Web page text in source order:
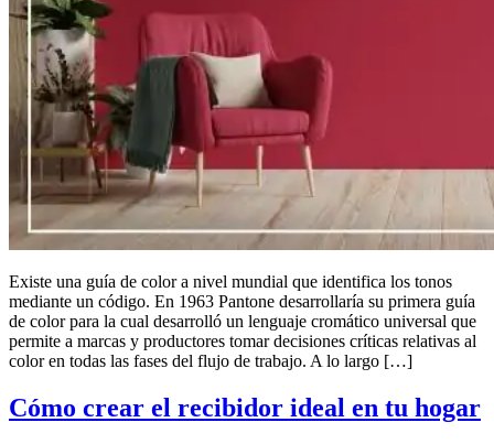
Existe una guía de color a nivel mundial que identifica los tonos
mediante un código. En 1963 Pantone desarrollaría su primera guía
de color para la cual desarrolló un lenguaje cromático universal que
permite a marcas y productores tomar decisiones críticas relativas al
color en todas las fases del flujo de trabajo. A lo largo […]
Cómo crear el recibidor ideal en tu hogar